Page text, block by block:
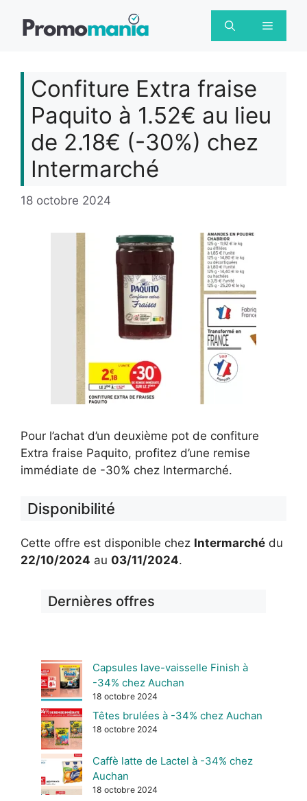
Menu
Confiture Extra fraise
Paquito à 1.52€ au lieu
de 2.18€ (-30%) chez
Intermarché
18 octobre 2024
Pour l’achat d’un deuxième pot de confiture
Extra fraise Paquito, profitez d’une remise
immédiate de -30% chez Intermarché.
Disponibilité
Cette offre est disponible chez Intermarché du
22/10/2024 au 03/11/2024.
Dernières offres
Capsules lave-vaisselle Finish à
-34% chez Auchan
18 octobre 2024
Têtes brulées à -34% chez Auchan
18 octobre 2024
Caffè latte de Lactel à -34% chez
Auchan
18 octobre 2024